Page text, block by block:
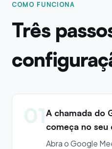
COMO FUNCIONA
Três
01A chamada do
começa no
Abra o Google